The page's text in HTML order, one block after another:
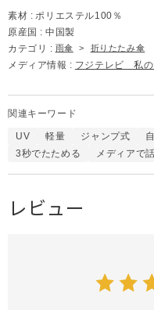
素材 : ポリエステル100％
原産国 : 中国製
カテゴリ : 雨傘 > 折りたたみ傘
メディア情報 : フジテレビ 私の
関連キーワード
UV 軽量 ジャンプ式
3秒でたためる
メディアで
レビュー